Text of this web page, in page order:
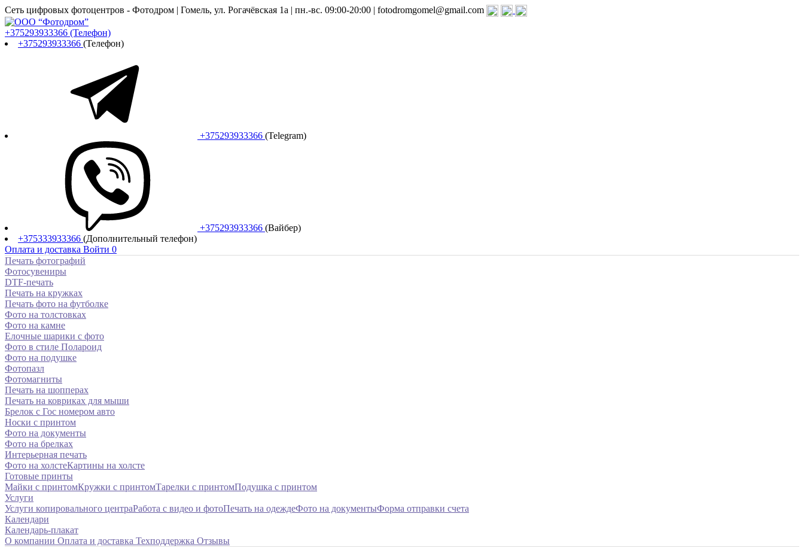
Сеть цифровых фотоцентров - Фотодром | Гомель, ул. Рогачёвская 1а | пн.-вс. 09:00-20:00 | fotodromgomel@gmail.com
+375293933366 (Телефон)
+375293933366 (Телефон)
+375293933366 (Telegram)
+375293933366 (Вайбер)
+375333933366 (Дополнительный телефон)
Оплата и доставка Войти 0
Печать фотографий
Фотосувениры
DTF-печать
Печать на кружках
Печать фото на футболке
Фото на толстовках
Фото на камне
Елочные шарики с фото
Фото в стиле Полароид
Фото на подушке
Фотопазл
Фотомагниты
Печать на шопперах
Печать на ковриках для мыши
Брелок с Гос номером авто
Носки с принтом
Фото на документы
Фото на брелках
Интерьерная печать
Фото на холстеКартины на холсте
Готовые принты
Майки с принтомКружки с принтомТарелки с принтомПодушка с принтом
Услуги
Услуги копировального центраРабота с видео и фотоПечать на одеждеФото на документыФорма отправки счета
Календари
Календарь-плакат
О компании Оплата и доставка Техподдержка Отзывы